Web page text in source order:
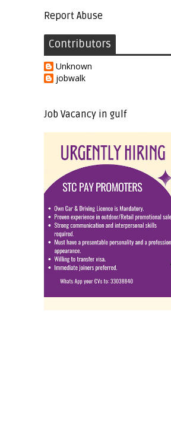
Report Abuse
Contributors
Unknown
jobwalk
Job Vacancy in gulf